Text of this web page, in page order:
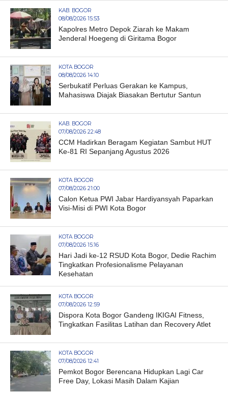
KAB. BOGOR
08/08/2026 15:53
Kapolres Metro Depok Ziarah ke Makam
Jenderal Hoegeng di Giritama Bogor
KOTA BOGOR
08/08/2026 14:10
Serbukatif Perluas Gerakan ke Kampus,
Mahasiswa Diajak Biasakan Bertutur Santun
KAB. BOGOR
07/08/2026 22:48
CCM Hadirkan Beragam Kegiatan Sambut HUT
Ke-81 RI Sepanjang Agustus 2026
KOTA BOGOR
07/08/2026 21:00
Calon Ketua PWI Jabar Hardiyansyah Paparkan
Visi-Misi di PWI Kota Bogor
KOTA BOGOR
07/08/2026 15:16
Hari Jadi ke-12 RSUD Kota Bogor, Dedie Rachim
Tingkatkan Profesionalisme Pelayanan
Kesehatan
KOTA BOGOR
07/08/2026 12:59
Dispora Kota Bogor Gandeng IKIGAI Fitness,
Tingkatkan Fasilitas Latihan dan Recovery Atlet
KOTA BOGOR
07/08/2026 12:41
Pemkot Bogor Berencana Hidupkan Lagi Car
Free Day, Lokasi Masih Dalam Kajian